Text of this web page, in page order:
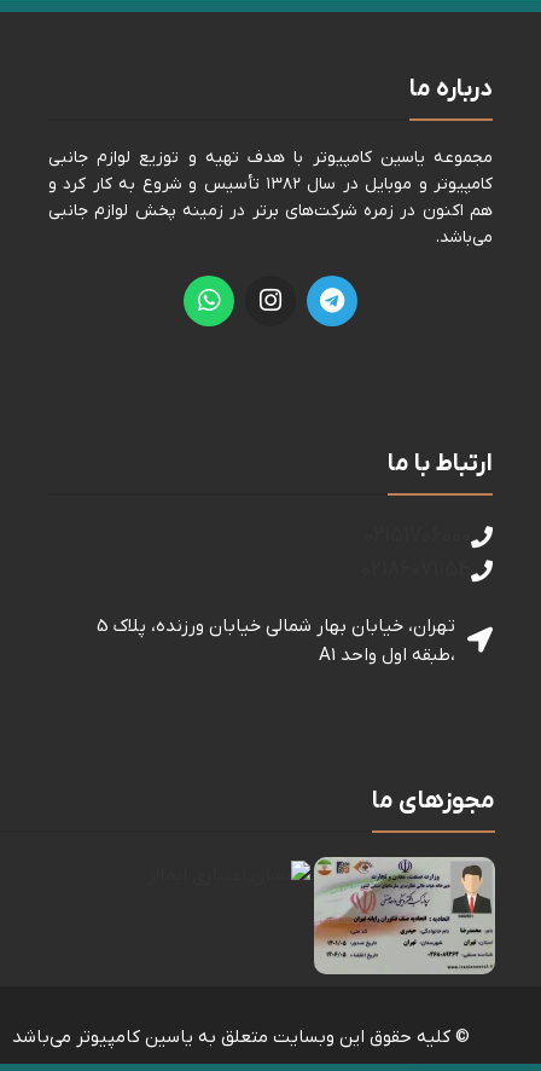
درباره ما
مجموعه ياسين كامپيوتر با هدف تهيه و توزيع لوازم جانبی
كامپيوتر و موبايل در سال ١٣٨٢ تأسيس و شروع به كار كرد و
هم اكنون در زمره شركت‌های برتر در زمينه پخش لوازم جانبی
می‌باشد.
ارتباط با ما
تهران، خیابان بهار شمالی خيابان ورزنده، پلاک 5
،طبقه اول واحد A1
مجوزهای ما
© کلیه حقوق این وبسایت متعلق به یاسین کامپیوتر می‌باشد